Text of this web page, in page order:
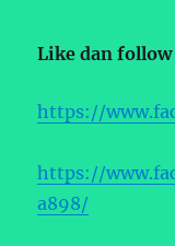
Like dan follow
https://
https://
a898/